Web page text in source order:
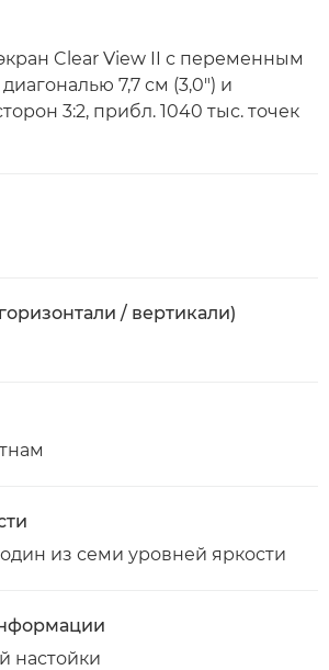
Clear View II с переменным
7,7 см (3,0") и
3:2, прибл. 1040 тыс. точек
/ вертикали)
из семи уровней яркости
настойки